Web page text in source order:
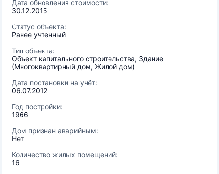
Дата обновления стоимости:
30.12.2015
Статус объекта:
Ранее учтенный
Тип объекта:
Объект капитального строительства, Здание
(Многоквартирный дом, Жилой дом)
Дата постановки на учёт:
06.07.2012
Год постройки:
1966
Дом признан аварийным:
Нет
Количество жилых помещений:
16